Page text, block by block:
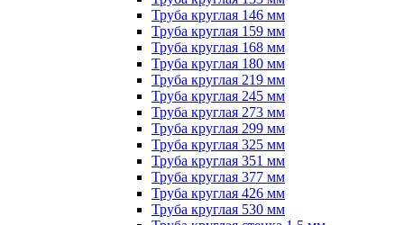
Труба круглая 146 мм
Труба круглая 159 мм
Труба круглая 168 мм
Труба круглая 180 мм
Труба круглая 219 мм
Труба круглая 245 мм
Труба круглая 273 мм
Труба круглая 299 мм
Труба круглая 325 мм
Труба круглая 351 мм
Труба круглая 377 мм
Труба круглая 426 мм
Труба круглая 530 мм